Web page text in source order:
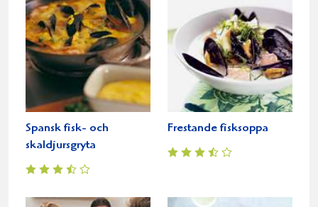
Spansk fisk- och
skaldjursgryta
Frestande fisksoppa